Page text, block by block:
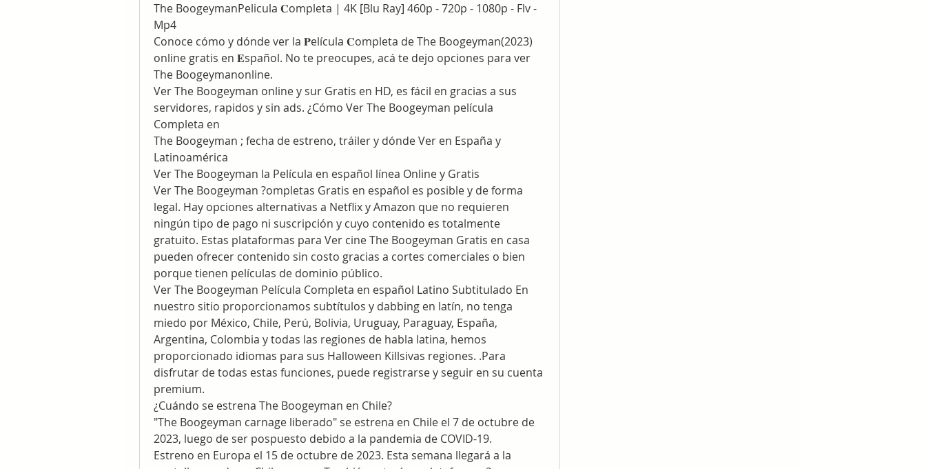
The BoogeymanPelicula 𝐂ompleta | 4K [Blu Ray] 460p - 720p - 1080p - Flv -
Mp4
Conoce cómo y dónde ver la 𝐏elícula 𝐂ompleta de The Boogeyman(2023)
online gratis en 𝐄spañol. No te preocupes, acá te dejo opciones para ver
The Boogeymanonline.
Ver The Boogeyman online y sur Gratis en HD, es fácil en gracias a sus
servidores, rapidos y sin ads. ¿Cómo Ver The Boogeyman película
Completa en
The Boogeyman ; fecha de estreno, tráiler y dónde Ver en España y
Latinoamérica
Ver The Boogeyman la Película en español línea Online y Gratis
Ver The Boogeyman ?ompletas Gratis en español es posible y de forma
legal. Hay opciones alternativas a Netflix y Amazon que no requieren
ningún tipo de pago ni suscripción y cuyo contenido es totalmente
gratuito. Estas plataformas para Ver cine The Boogeyman Gratis en casa
pueden ofrecer contenido sin costo gracias a cortes comerciales o bien
porque tienen películas de dominio público.
Ver The Boogeyman Película Completa en español Latino Subtitulado En
nuestro sitio proporcionamos subtítulos y dabbing en latín, no tenga
miedo por México, Chile, Perú, Bolivia, Uruguay, Paraguay, España,
Argentina, Colombia y todas las regiones de habla latina, hemos
proporcionado idiomas para sus Halloween Killsivas regiones. .Para
disfrutar de todas estas funciones, puede registrarse y seguir en su cuenta
premium.
¿Cuándo se estrena The Boogeyman en Chile?
"The Boogeyman carnage liberado" se estrena en Chile el 7 de octubre de
2023, luego de ser pospuesto debido a la pandemia de COVID-19.
Estreno en Europa el 15 de octubre de 2023. Esta semana llegará a la